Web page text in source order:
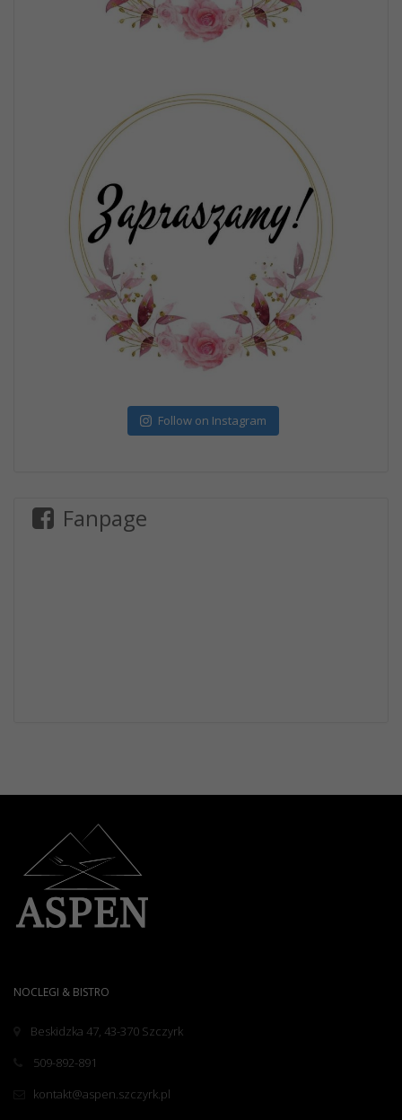
Follow on Instagram
Fanpage
NOCLEGI & BISTRO
Beskidzka 47, 43-370 Szczyrk
509-892-891
kontakt@aspen.szczyrk.pl